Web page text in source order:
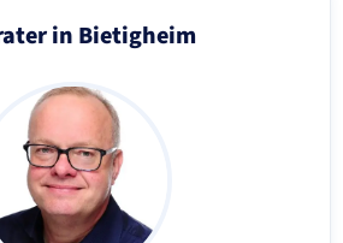
in Bietigheim